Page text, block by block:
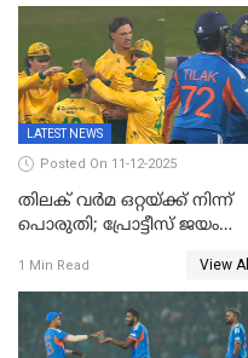
മലയാളി താരം വിഘ്നേഷ്
പുത്തുർ രാജസ്ഥാനിൽ
LATEST NEWS
Posted On 11-12-2025
തിലക് വർമ ഒറ്റയ്ക്ക് നിന്ന്
പൊരുതി; പ്രോട്ടീസ് ജയം
1 Min Read View All